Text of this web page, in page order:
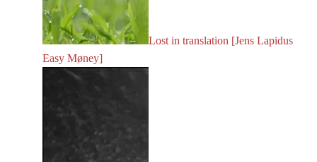
Lost in translation [Jens Lapidus
Easy Møney]